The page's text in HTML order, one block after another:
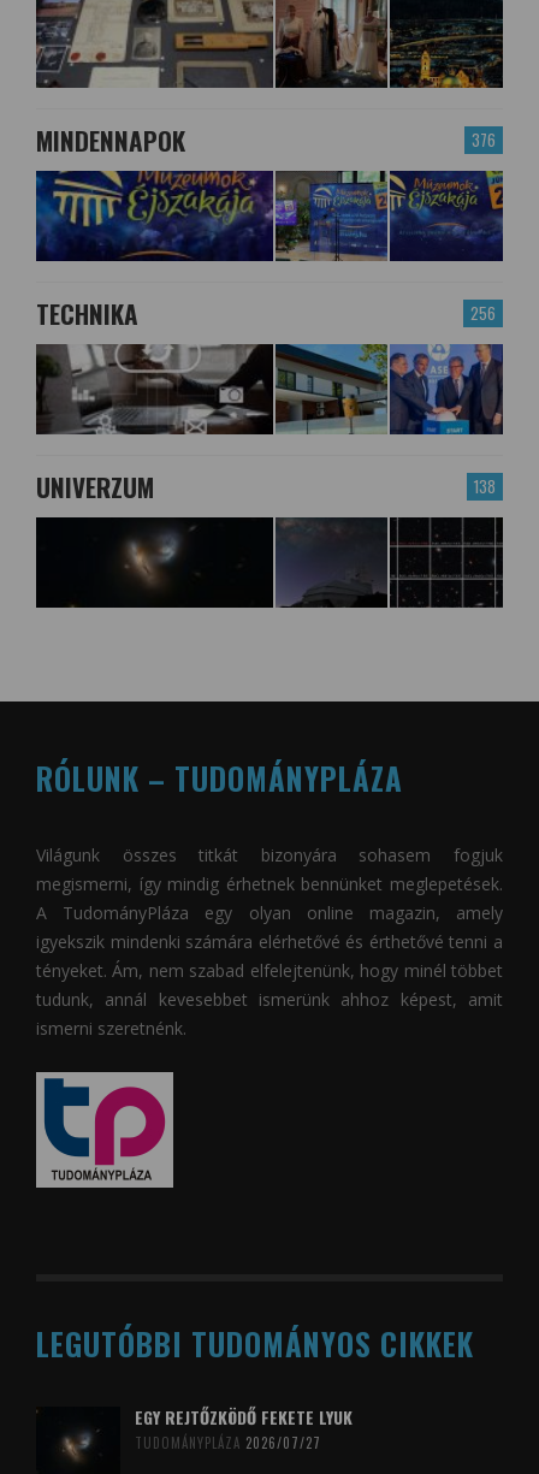
376
MINDENNAPOK
256
TECHNIKA
138
UNIVERZUM
RÓLUNK – TUDOMÁNYPLÁZA
Világunk összes titkát bizonyára sohasem fogjuk
megismerni, így mindig érhetnek bennünket meglepetések.
A TudományPláza egy olyan online magazin, amely
igyekszik mindenki számára elérhetővé és érthetővé tenni a
tényeket. Ám, nem szabad elfelejtenünk, hogy minél többet
tudunk, annál kevesebbet ismerünk ahhoz képest, amit
ismerni szeretnénk.
LEGUTÓBBI TUDOMÁNYOS CIKKEK
EGY REJTŐZKÖDŐ FEKETE LYUK
TUDOMÁNYPLÁZA 2026/07/27